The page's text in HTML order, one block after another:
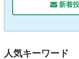
新着
人気キーワード